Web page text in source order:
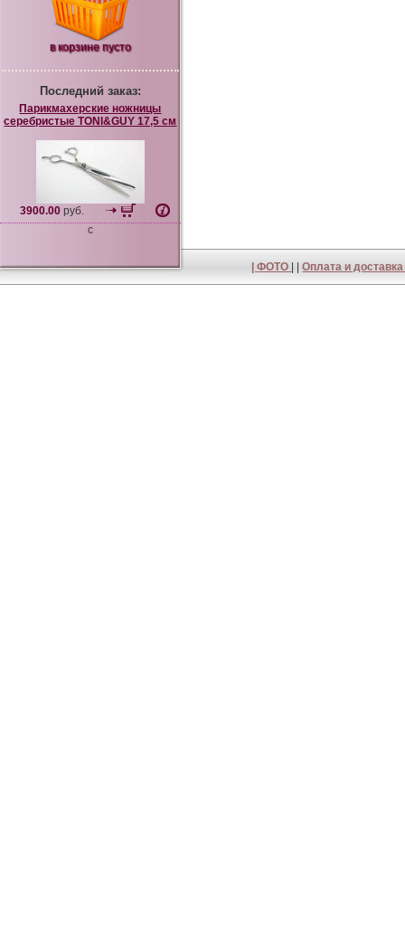
в корзине пусто
Последний заказ:
Парикмахерские ножницы
серебристые TONI&GUY 17,5 см
3900.00 руб.
c
|ФОТО | |Оплата и